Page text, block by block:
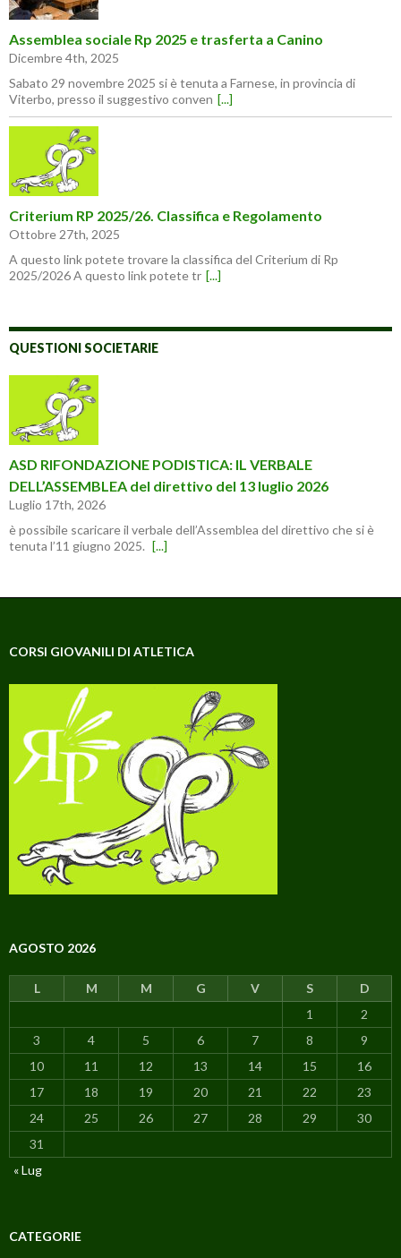
Assemblea sociale Rp 2025 e trasferta a Canino
Dicembre 4th, 2025
Sabato 29 novembre 2025 si è tenuta a Farnese, in provincia di
Viterbo, presso il suggestivo conven [...]
Criterium RP 2025/26. Classifica e Regolamento
Ottobre 27th, 2025
A questo link potete trovare la classifica del Criterium di Rp
2025/2026 A questo link potete tr [...]
QUESTIONI SOCIETARIE
ASD RIFONDAZIONE PODISTICA: IL VERBALE
DELL’ASSEMBLEA del direttivo del 13 luglio 2026
Luglio 17th, 2026
è possibile scaricare il verbale dell’Assemblea del direttivo che si è
tenuta l’11 giugno 2025. [...]
CORSI GIOVANILI DI ATLETICA
AGOSTO 2026
L M M G V S
D
1
2
3
4 5 6 7 8
9
10
11 12 13 14 15
16
17
18 19 20 21 22
23
24
25 26 27 28 29
30
31
« Lug
CATEGORIE